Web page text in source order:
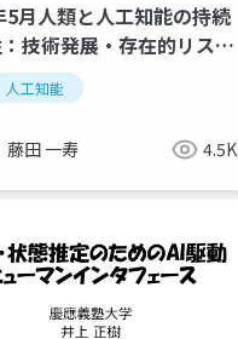
人工知能
5月人類と人工知能の持続
技術発展・存在的リス
の未来
人工知能
藤田 一寿 4.5K